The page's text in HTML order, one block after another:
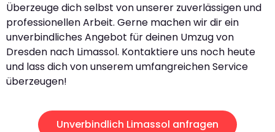
Überzeuge dich selbst von unserer zuverlässigen und
professionellen Arbeit. Gerne machen wir dir ein
unverbindliches Angebot für deinen Umzug von
Dresden nach Limassol. Kontaktiere uns noch heute
und lass dich von unserem umfangreichen Service
überzeugen!
Unverbindlich Limassol anfragen